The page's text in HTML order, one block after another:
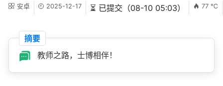
安卓 2025-12-17 ⏳ 已提交（08-10 05:03） 77 ℃
摘要
教师之路，士博相伴！